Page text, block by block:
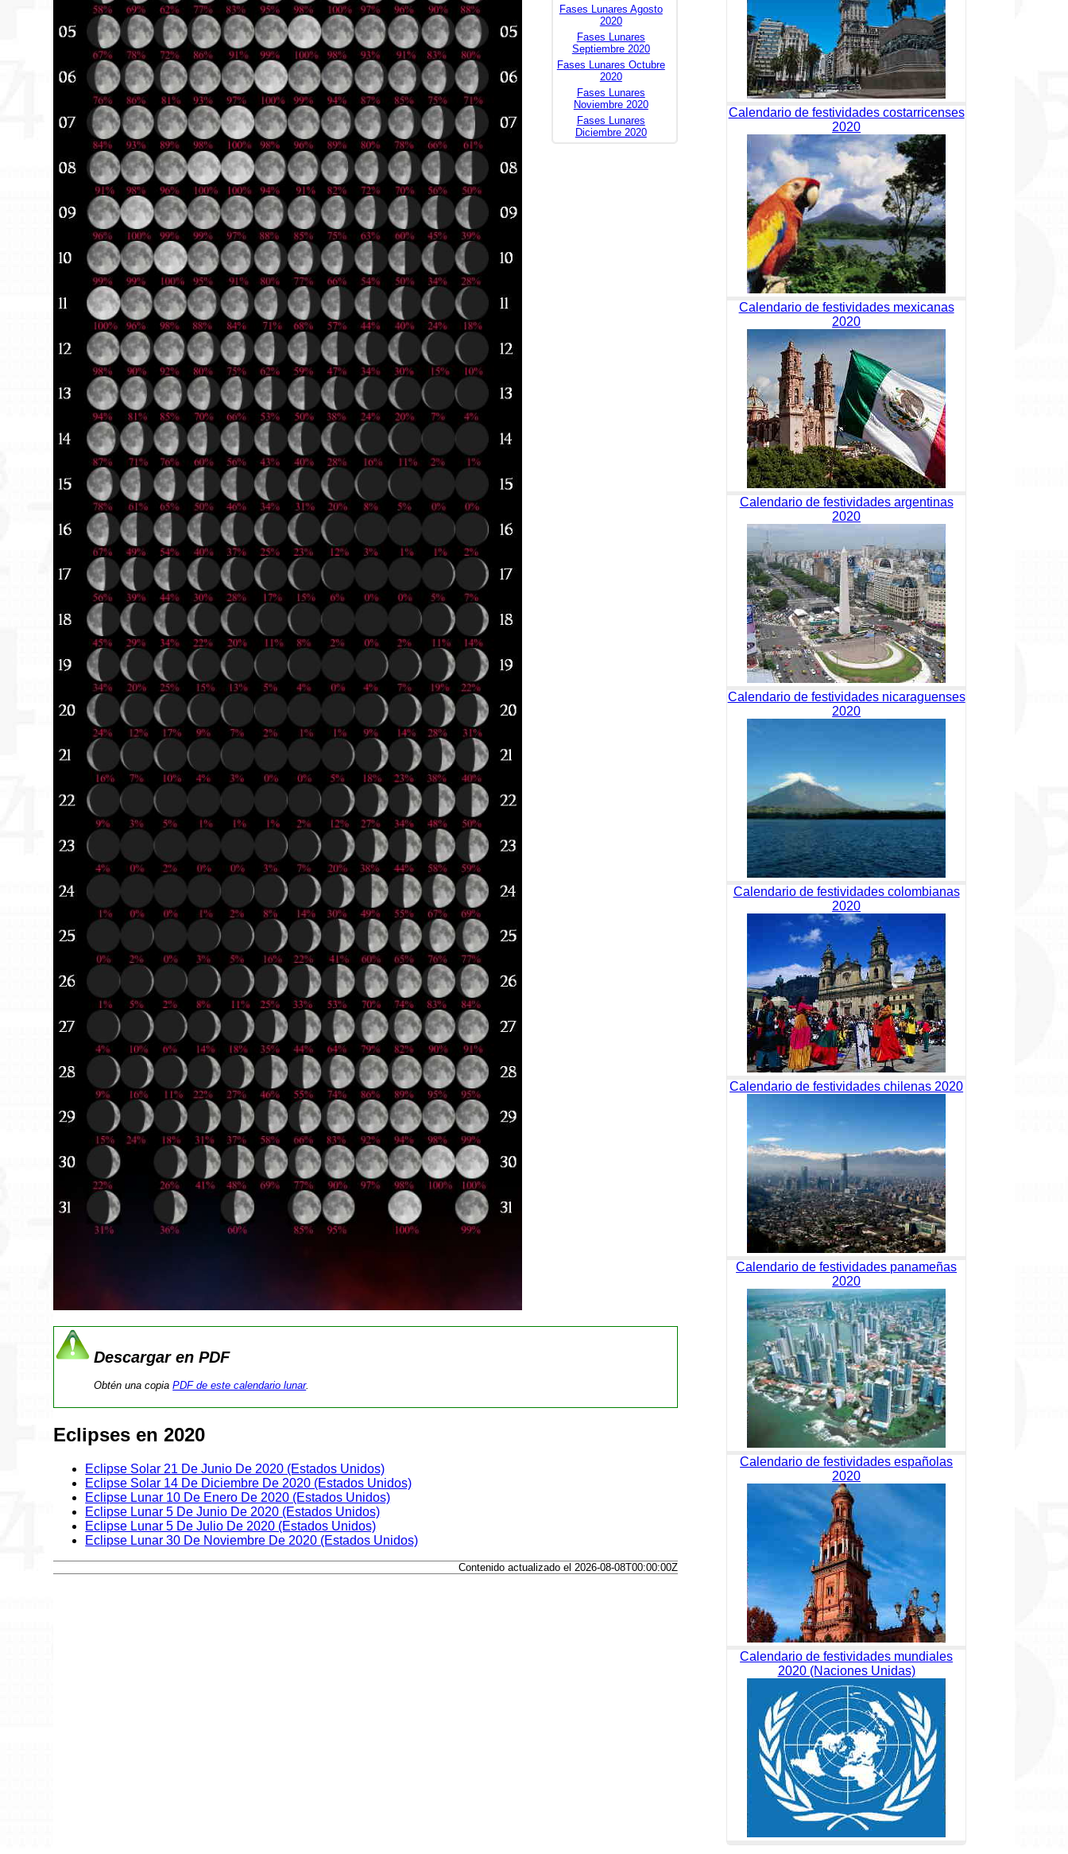
Fases Lunares Agosto
2020
Fases Lunares
Septiembre 2020
Fases Lunares Octubre
2020
Fases Lunares
Noviembre 2020
Fases Lunares
Diciembre 2020
Descargar en PDF
Obtén una copiaPDF de este calendario lunar.
Eclipses en 2020
Eclipse Solar 21 De Junio De 2020 (Estados Unidos)
Eclipse Solar 14 De Diciembre De 2020 (Estados Unidos)
Eclipse Lunar 10 De Enero De 2020 (Estados Unidos)
Eclipse Lunar 5 De Junio De 2020 (Estados Unidos)
Eclipse Lunar 5 De Julio De 2020 (Estados Unidos)
Eclipse Lunar 30 De Noviembre De 2020 (Estados Unidos)
Contenido actualizado el 2026-08-08T00:00:00Z
Calendario de festividades costarricenses
2020
Calendario de festividades mexicanas
2020
Calendario de festividades argentinas
2020
Calendario de festividades nicaraguenses
2020
Calendario de festividades colombianas
2020
Calendario de festividades chilenas 2020
Calendario de festividades panameñas
2020
Calendario de festividades españolas
2020
Calendario de festividades mundiales
2020 (Naciones Unidas)